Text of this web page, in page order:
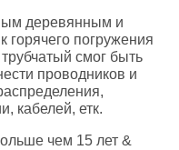
деревянным и
горячего погружения
смог быть
проводников и
кабелей, етк.
чем 15 лет &